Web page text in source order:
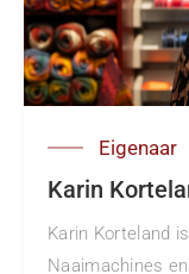
Eigenaar
Karin
Karin Korteland
Naaimachines